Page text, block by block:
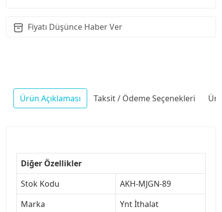
Fiyatı Düşünce Haber Ver
Ürün Açıklaması Taksit / Ödeme Seçenekleri
Diğer Özellikler
Stok Kodu
AKH-MJGN-89
Marka
Ynt İthalat